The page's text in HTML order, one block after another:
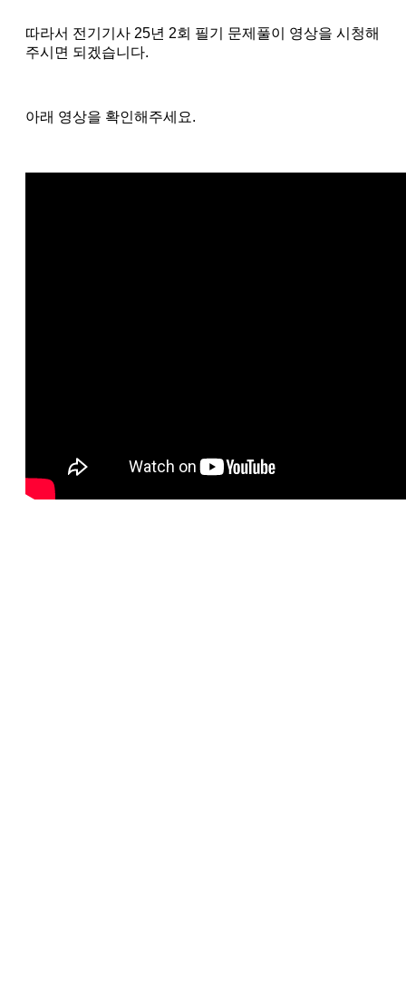
따라서 전기기사 25년 2회 필기 문제풀이 영상을 시청해
주시면 되겠습니다.
아래 영상을 확인해주세요.